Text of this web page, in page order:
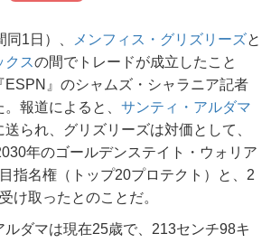
1日）、 メンフィス・グリズリーズと
クスの間でトレードが成立したこと
ESPN』のシャムズ・シャラニア記者
報道によると、 サンティ・アルダマ
られ、グリズリーズは対価として、
年のゴールデンステイト・ウォリア
指名権（トップ20プロテクト）と、2
け取ったとのことだ。
ダマは現在25歳で、213センチ98キ